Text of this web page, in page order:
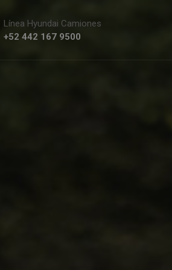
Línea Hyundai Camiones
+52 442 167 9500